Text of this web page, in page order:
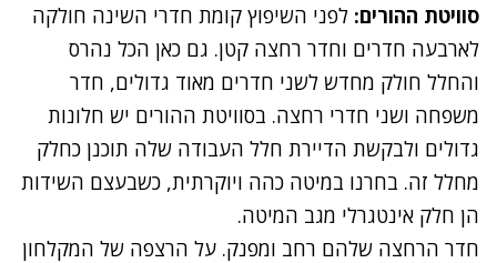
סוויטת ההורים: לפני השיפוץ קומת חדרי השינה חולקה
לארבעה חדרים וחדר רחצה קטן. גם כאן הכל נהרס
והחלל חולק מחדש לשני חדרים מאוד גדולים, חדר
משפחה ושני חדרי רחצה. בסוויטת ההורים יש חלונות
גדולים ולבקשת הדיירת חלל העבודה שלה תוכנן כחלק
מחלל זה. בחרנו במיטה כהה ויוקרתית, כשבעצם השידות
הן חלק אינטגרלי מגב המיטה.
חדר הרחצה שלהם רחב ומפנק. על הרצפה של המקלחון